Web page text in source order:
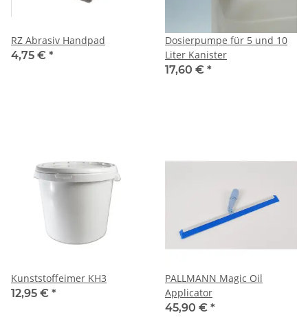
RZ Abrasiv Handpad
4,75 € *
Dosierpumpe für 5 und 10
Liter Kanister
17,60 € *
Kunststoffeimer KH3
12,95 € *
PALLMANN Magic Oil
Applicator
45,90 € *